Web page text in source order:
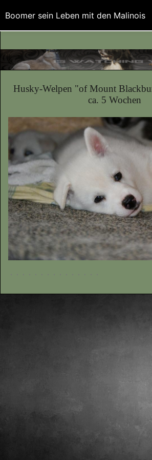
Husky-Welpen "of Mount
ca. 5 Wochen
Boomer sein Leben mit den Malinois